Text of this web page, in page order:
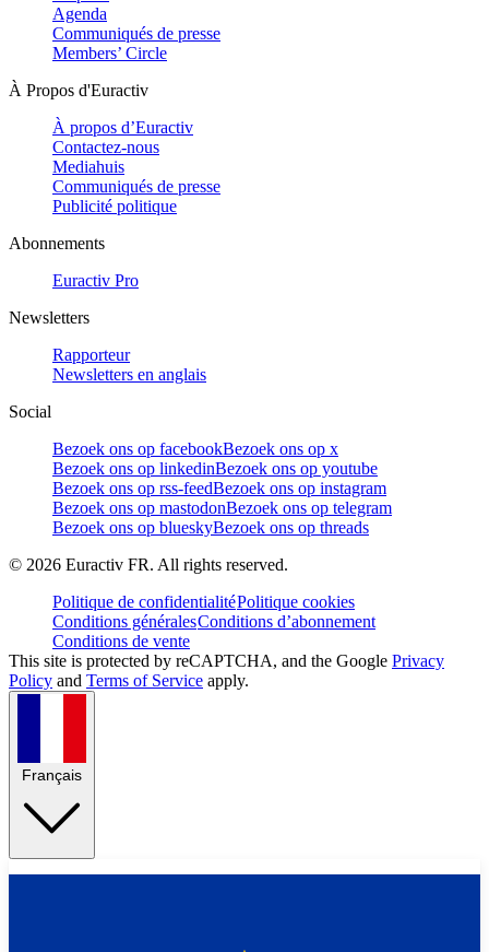
Agenda
Communiqués de presse
Members’ Circle
À Propos d'Euractiv
À propos d’Euractiv
Contactez-nous
Mediahuis
Communiqués de presse
Publicité politique
Abonnements
Euractiv Pro
Newsletters
Rapporteur
Newsletters en anglais
Social
Bezoek ons op facebookBezoek ons op x
Bezoek ons op linkedinBezoek ons op youtube
Bezoek ons op rss-feedBezoek ons op instagram
Bezoek ons op mastodonBezoek ons op telegram
Bezoek ons op blueskyBezoek ons op threads
© 2026 Euractiv FR. All rights reserved.
Politique de confidentialitéPolitique cookies
Conditions généralesConditions d’abonnement
Conditions de vente
This site is protected by reCAPTCHA, and the Google Privacy
Policy and Terms of Service apply.
Français